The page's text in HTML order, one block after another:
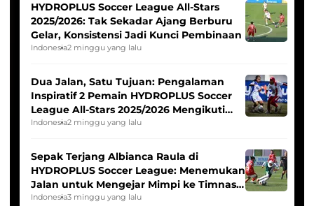
HYDROPLUS Soccer League All-Stars
2025/2026: Tak Sekadar Ajang Berburu
Gelar, Konsistensi Jadi Kunci Pembinaan
Indonesia2 minggu yang lalu
Dua Jalan, Satu Tujuan: Pengalaman
Inspiratif 2 Pemain HYDROPLUS Soccer
League All-Stars 2025/2026 Mengikuti
Seleksi Timnas Indonesia Putri
Indonesia2 minggu yang lalu
Sepak Terjang Albianca Raula di
HYDROPLUS Soccer League: Menemukan
Jalan untuk Mengejar Mimpi ke Timnas
Indonesia Putri
Indonesia3 minggu yang lalu